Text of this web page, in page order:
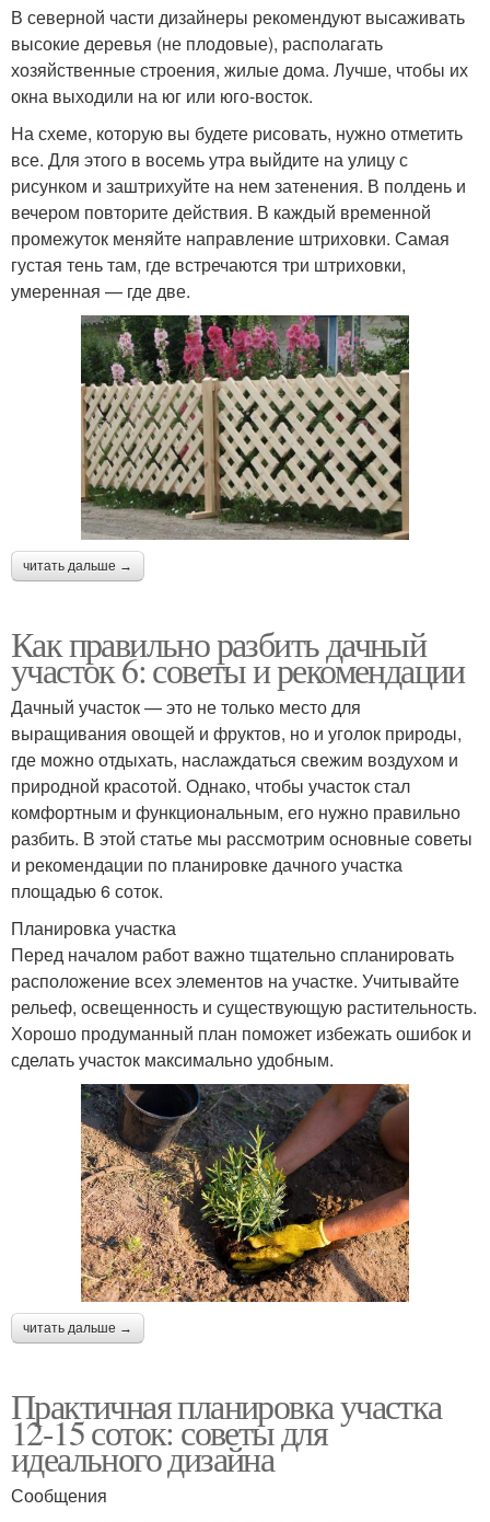
В северной части дизайнеры рекомендуют высаживать
высокие деревья (не плодовые), располагать
хозяйственные строения, жилые дома. Лучше, чтобы их
окна выходили на юг или юго-восток.
На схеме, которую вы будете рисовать, нужно отметить
все. Для этого в восемь утра выйдите на улицу с
рисунком и заштрихуйте на нем затенения. В полдень и
вечером повторите действия. В каждый временной
промежуток меняйте направление штриховки. Самая
густая тень там, где встречаются три штриховки,
умеренная — где две.
читать дальше →
Как правильно разбить дачный
участок 6: советы и рекомендации
Дачный участок — это не только место для
выращивания овощей и фруктов, но и уголок природы,
где можно отдыхать, наслаждаться свежим воздухом и
природной красотой. Однако, чтобы участок стал
комфортным и функциональным, его нужно правильно
разбить. В этой статье мы рассмотрим основные советы
и рекомендации по планировке дачного участка
площадью 6 соток.
Планировка участка
Перед началом работ важно тщательно спланировать
расположение всех элементов на участке. Учитывайте
рельеф, освещенность и существующую растительность.
Хорошо продуманный план поможет избежать ошибок и
сделать участок максимально удобным.
читать дальше →
Практичная планировка участка
12-15 соток: советы для
идеального дизайна
Сообщения